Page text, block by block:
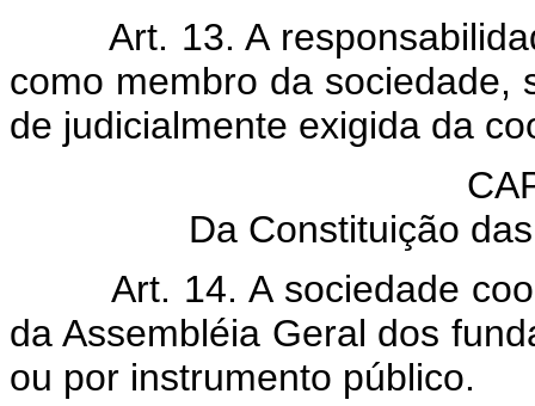
Art. 13. A
como membro da sociedade,
de judicialmente exigida da
Da Constituição
Art. 14. A sociedade
da Assembléia Geral dos
ou por instrumento público.